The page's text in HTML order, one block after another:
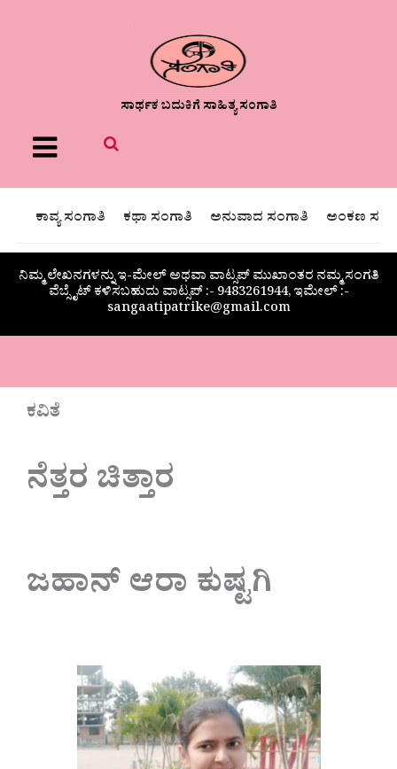
ಸಾರ್ಥಕ ಬದುಕಿಗೆ ಸಾಹಿತ್ಯ ಸಂಗಾತಿ
Menu
ಕಾವ್ಯ ಸಂಗಾತಿ ಕಥಾ ಸಂಗಾತಿ ಅನುವಾದ ಸಂಗಾತಿ ಅಂಕಣ
ನಿಮ್ಮ ಲೇಖನಗಳನ್ನು ಇ-ಮೇಲ್ ಅಥವಾ ವಾಟ್ಸಪ್ ಮುಖಾಂತರ ನಮ್ಮ ಸಂಗತಿ
ವೆಬ್ಸೈಟ್ ಕಳಿಸಬಹುದು ವಾಟ್ಸಪ್‌ :- 9483261944, ಇಮೇಲ್ :-
sangaatipatrike@gmail.com
ಕವಿತೆ
ನೆತ್ತರ ಚಿತ್ತಾರ
ಜಹಾನ್ ಆರಾ ಕುಷ್ಟಗಿ